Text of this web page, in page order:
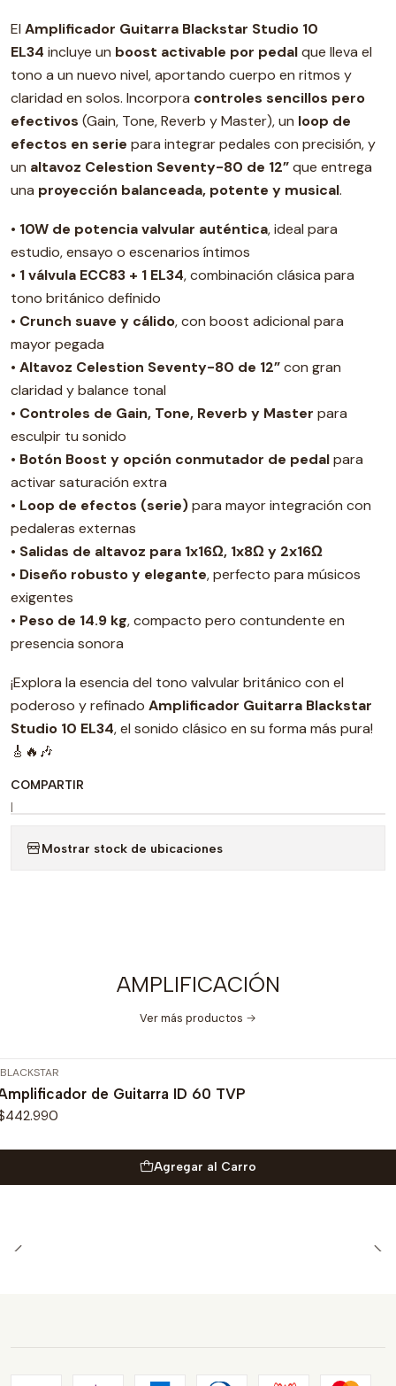
El Amplificador Guitarra Blackstar Studio 10
EL34 incluye un boost activable por pedalque lleva el
tono a un nuevo nivel, aportando cuerpo en ritmos y
claridad en solos. Incorpora controles sencillos pero
efectivos (Gain, Tone, Reverb y Master), un loop de
efectos en serie para integrar pedales con precisión, y
un altavoz Celestion Seventy-80 de 12”que entrega
una proyección balanceada, potente y musical.
• 10W de potencia valvular auténtica, ideal para
estudio, ensayo o escenarios íntimos
• 1 válvula ECC83 + 1 EL34, combinación clásica para
tono británico definido
• Crunch suave y cálido, con boost adicional para
mayor pegada
• Altavoz Celestion Seventy-80 de 12”con gran
claridad y balance tonal
• Controles de Gain, Tone, Reverb y Master para
esculpir tu sonido
• Botón Boost y opción conmutador de pedalpara
activar saturación extra
• Loop de efectos (serie)para mayor integración con
pedaleras externas
• Salidas de altavoz para 1x16Ω, 1x8Ω y 2x16Ω
• Diseño robusto y elegante, perfecto para músicos
exigentes
• Peso de 14.9 kg, compacto pero contundente en
presencia sonora
¡Explora la esencia del tono valvular británico con el
poderoso y refinado Amplificador Guitarra Blackstar
Studio 10 EL34, el sonido clásico en su forma más pura!
🎸🔥🎶
COMPARTIR
|
Mostrar stock de ubicaciones
AMPLIFICACIÓN
Ver más productos
BLACKSTAR
de Guitarra ID 60 TVP
Agregar al Carro